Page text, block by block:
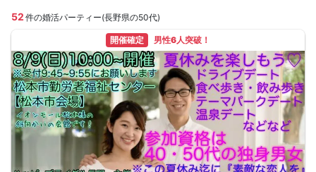
52 件の婚活パーティー(長野県の50代)
開催確定 男性6人突破！